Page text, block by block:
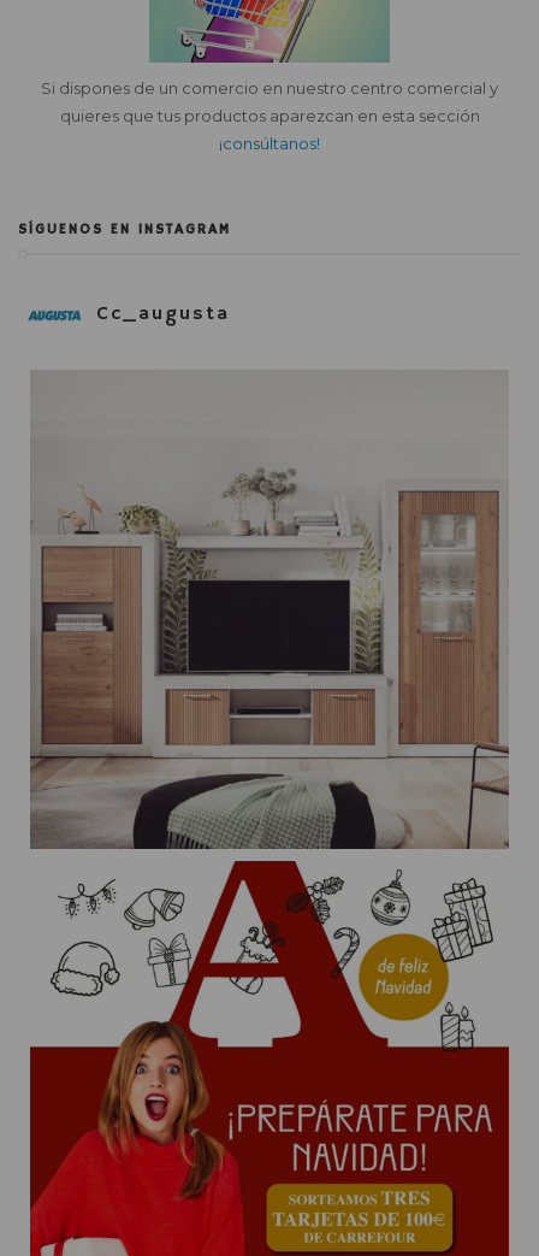
Si dispones de un comercio en nuestro centro comercial y
quieres que tus productos aparezcan en esta sección
¡consúltanos!
SÍGUENOS EN INSTAGRAM
Cc_augusta